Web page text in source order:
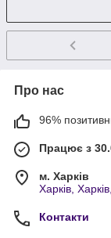
Про нас
96%
Працює з
м. Харків
Харків,
Контакти